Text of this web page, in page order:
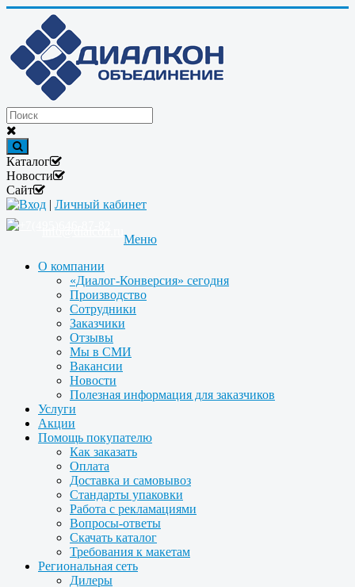
Каталог
Новости
Сайт
Вход | Личный кабинет
Меню
О компании
«Диалог-Конверсия» сегодня
Производство
Сотрудники
Заказчики
Отзывы
Мы в СМИ
Вакансии
Новости
Полезная информация для заказчиков
Услуги
Акции
Помощь покупателю
Как заказать
Оплата
Доставка и самовывоз
Стандарты упаковки
Работа с рекламациями
Вопросы-ответы
Скачать каталог
Требования к макетам
Региональная сеть
Дилеры